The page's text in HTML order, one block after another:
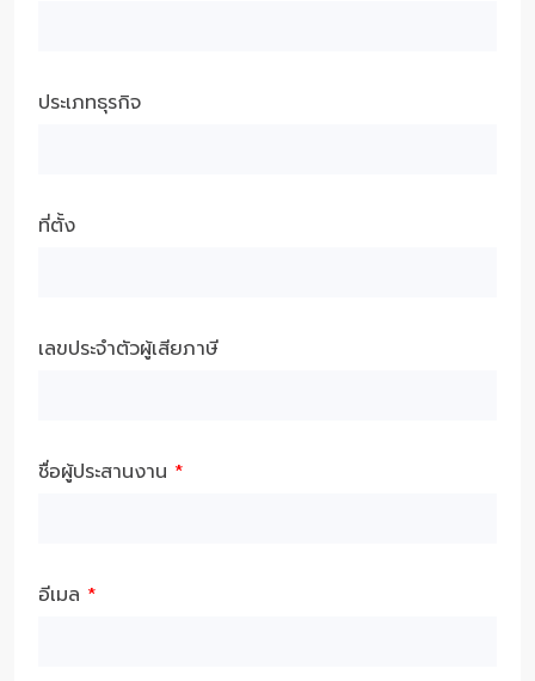
ประเภทธุรกิจ
ที่ตั้ง
เลขประจำตัวผู้เสียภาษี
ชื่อผู้ประสานงาน *
อีเมล *